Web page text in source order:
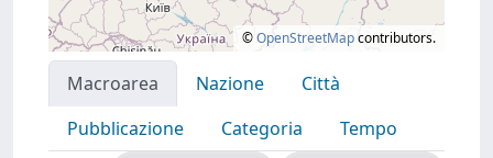
©OpenStreetMapcontributors.
Macroarea Nazione
Città
Pubblicazione
Categoria
Tempo